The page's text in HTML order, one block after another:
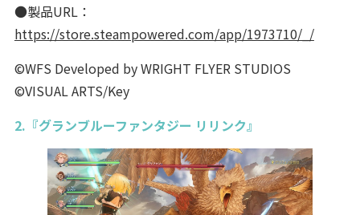
●製品URL：
https://store.steampowered.com/app/1973710/_/
©WFS Developed by WRIGHT FLYER STUDIOS
©VISUAL ARTS/Key
2.『グランブルーファンタジー リリンク』